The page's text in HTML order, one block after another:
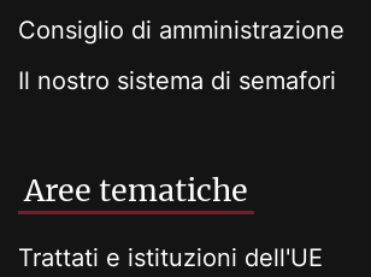
Consiglio di amministrazione
Il nostro sistema di semafori
Aree tematiche
Trattati e istituzioni dell'UE